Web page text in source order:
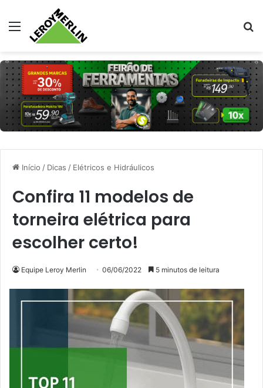
Menu
Início / Dicas / Elétricos e Hidráulicos
Confira 11 modelos de
torneira elétrica para
escolher certo!
Equipe Leroy Merlin 06/06/2022 5 minutos de leitura